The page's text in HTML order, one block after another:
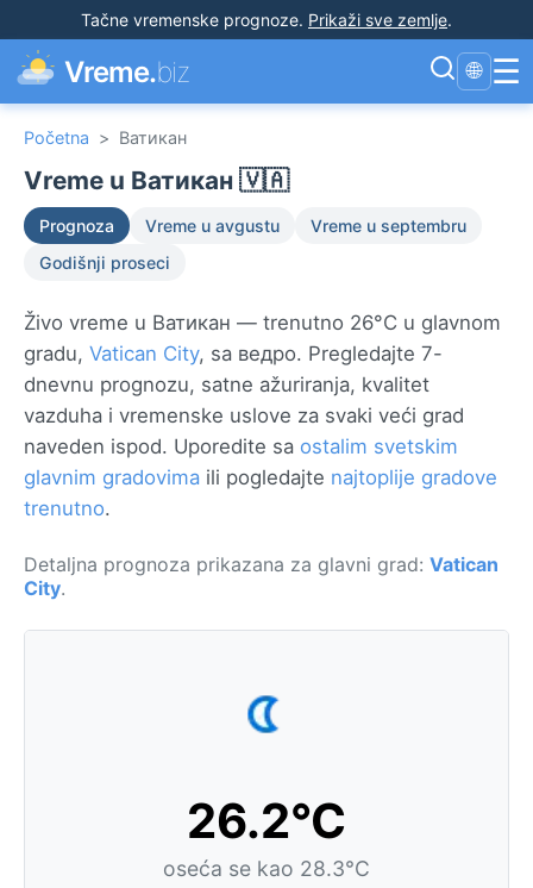
Tačne vremenske prognoze. Prikaži sve zemlje.
Vreme.biz 🌐 ☰
Početna > Ватикан
Vreme u Ватикан 🇻🇦
Prognoza Vreme u avgustu
Vreme u septembru
Godišnji proseci
Živo vreme u Ватикан — trenutno 26°C u glavnom
gradu, Vatican City, sa ведро. Pregledajte 7-
dnevnu prognozu, satne ažuriranja, kvalitet
vazduha i vremenske uslove za svaki veći grad
naveden ispod. Uporedite sa ostalim svetskim
glavnim gradovima ili pogledajte najtoplije gradove
trenutno.
Detaljna prognoza prikazana za glavni grad: Vatican
City.
26.2°C
oseća se kao 28.3°C